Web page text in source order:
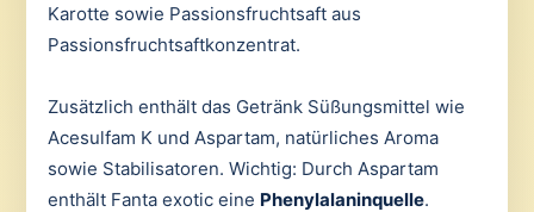
Karotte sowie Passionsfruchtsaft aus
Passionsfruchtsaftkonzentrat.
Zusätzlich enthält das Getränk Süßungsmittel wie
Acesulfam K und Aspartam, natürliches Aroma
sowie Stabilisatoren. Wichtig: Durch Aspartam
enthält Fanta exotic eine Phenylalaninquelle.